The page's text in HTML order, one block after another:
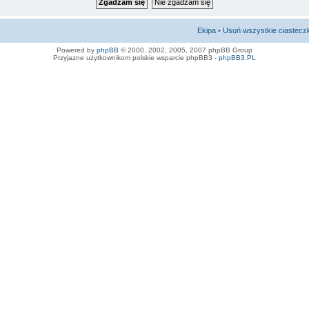
Ekipa • Usuń wszystkie
Powered by phpBB © 2000, 2002, 2005, 2007 phpBB Group
Przyjazne użytkownikom polskie wsparcie phpBB3 - phpBB3.PL